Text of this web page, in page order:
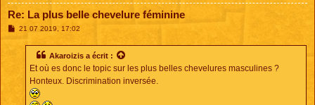
Re: La plus belle chevelure féminine
M21 07 2019, 17:02
Akaroizis a écrit :
Et où es donc le topic sur les plus belles chevelures masculines ?
Honteux. Discrimination inversée.